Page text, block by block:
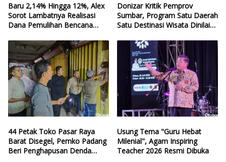
Baru 2,14% Hingga 12%, Alex
Sorot Lambatnya Realisasi
Dana Pemulihan Bencana
Donizar Kritik Pemprov
Sumbar, Program Satu Daerah
Satu Destinasi Wisata Dinilai
44 Petak Toko Pasar Raya
Barat Disegel, Pemko Padang
Beri Penghapusan Denda
Usung Tema "Guru Hebat
Milenial", Agam Inspiring
Teacher 2026 Resmi Dibuka